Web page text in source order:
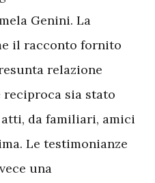
Genini. La
il racconto fornito
relazione
reciproca sia stato
da familiari, amici
Le testimonianze
una